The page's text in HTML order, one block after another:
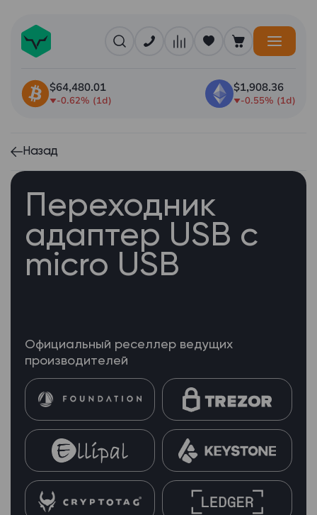
$64,480.01
-0.62% (1d)
$1,908.36
-0.55% (1d)
Переходник
адаптер USB c
micro USB
Официальный реселлер ведущих
производителей
Назад